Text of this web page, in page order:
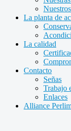
La planta de
La calidad
Contacto
Señas
Trabajo
Enlaces
Alliance